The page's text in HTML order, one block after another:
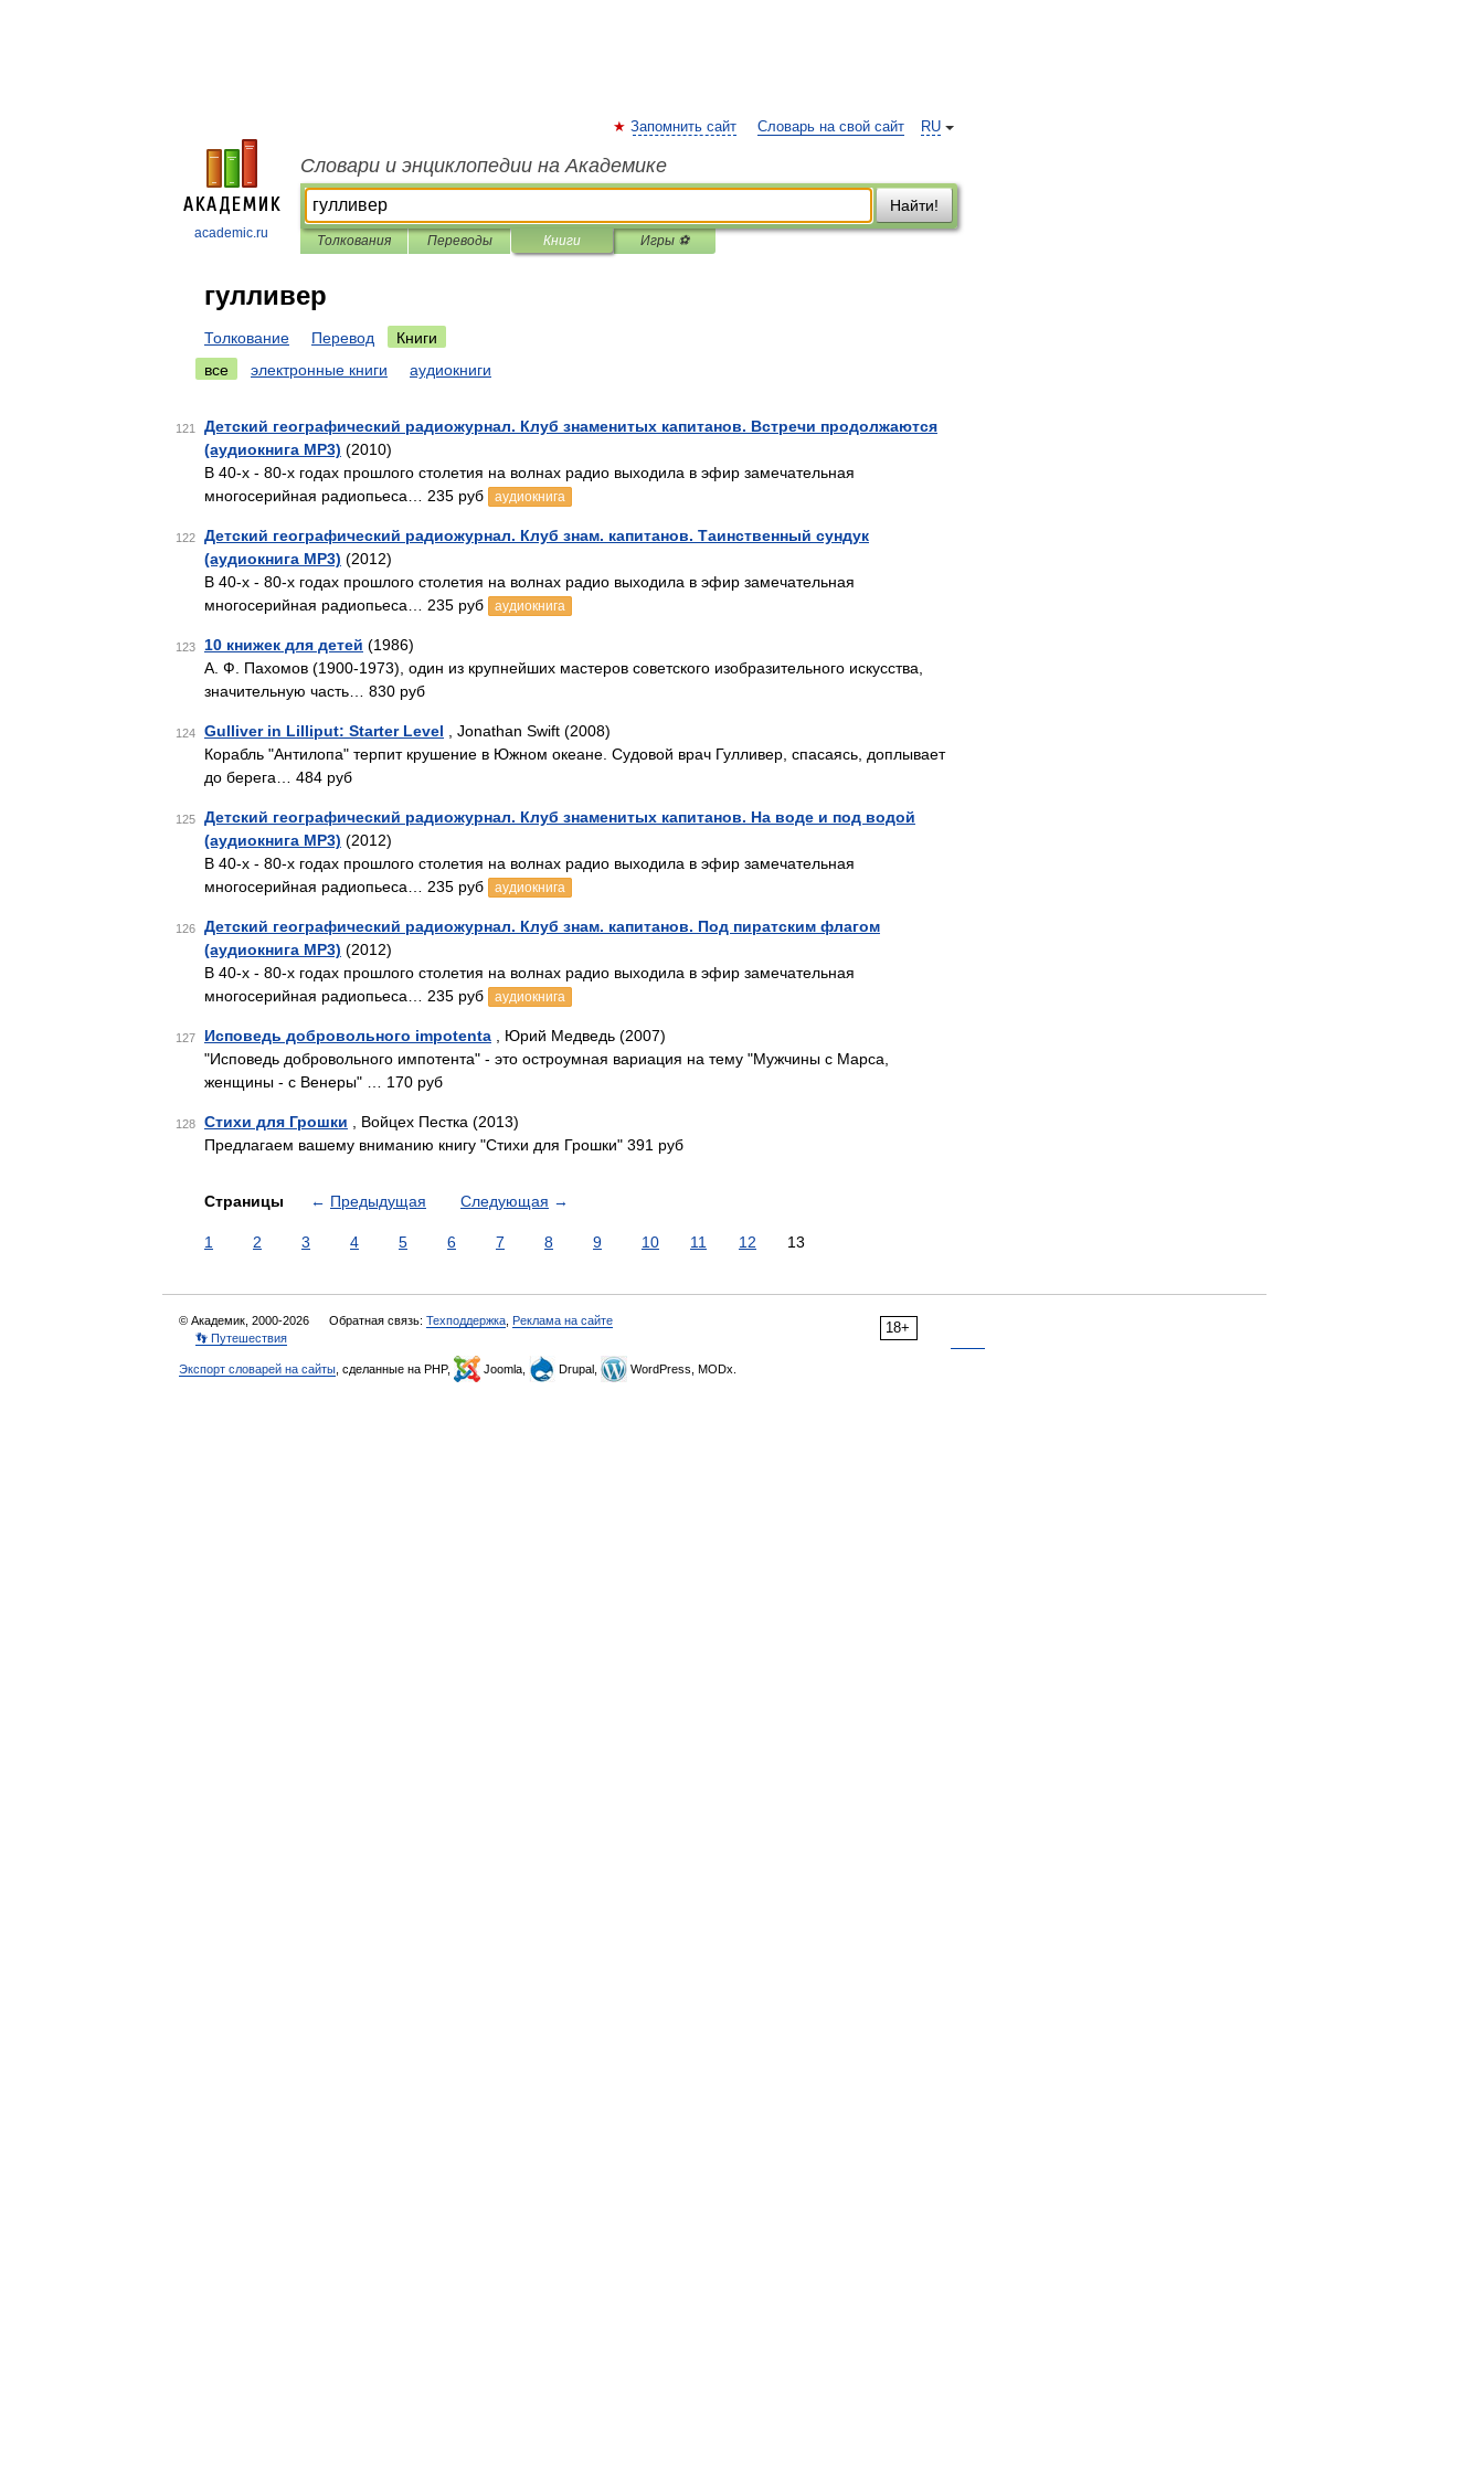
academic.ru
RU
Запомнить сайт Словарь на свой сайт
Словари и энциклопедии на Академике
Найти!
Толкования Переводы Книги Игры ⚽
гулливер
Толкование Перевод
Книги
все
электронные книги аудиокниги
121
Детский географический радиожурнал. Клуб знаменитых капитанов. Встречи продолжаются
(аудиокнига MP3) (2010)
В 40-х - 80-х годах прошлого столетия на волнах радио выходила в эфир замечательная
многосерийная радиопьеса… 235 руб
аудиокнига
122
Детский географический радиожурнал. Клуб знам. капитанов. Таинственный сундук
(аудиокнига MP3) (2012)
В 40-х - 80-х годах прошлого столетия на волнах радио выходила в эфир замечательная
многосерийная радиопьеса… 235 руб
аудиокнига
123 10 книжек для детей (1986)
А. Ф. Пахомов (1900-1973), один из крупнейших мастеров советского изобразительного искусства,
значительную часть… 830 руб
124 Gulliver in Lilliput: Starter Level , Jonathan Swift (2008)
Корабль "Антилопа" терпит крушение в Южном океане. Судовой врач Гулливер, спасаясь, доплывает
до берега… 484 руб
125
Детский географический радиожурнал. Клуб знаменитых капитанов. На воде и под водой
(аудиокнига MP3) (2012)
В 40-х - 80-х годах прошлого столетия на волнах радио выходила в эфир замечательная
многосерийная радиопьеса… 235 руб
аудиокнига
126
Детский географический радиожурнал. Клуб знам. капитанов. Под пиратским флагом
(аудиокнига MP3) (2012)
В 40-х - 80-х годах прошлого столетия на волнах радио выходила в эфир замечательная
многосерийная радиопьеса… 235 руб
аудиокнига
127 Исповедь добровольного impotenta , Юрий Медведь (2007)
"Исповедь добровольного импотента" - это остроумная вариация на тему "Мужчины с Марса,
женщины - с Венеры" … 170 руб
128 Стихи для Грошки , Войцех Пестка (2013)
Предлагаем вашему вниманию книгу "Стихи для Грошки" 391 руб
Страницы ← Предыдущая Следующая →
1 2 3 4 5 6 7 8 9 10 11 12 13
18+
© Академик, 2000-2026 Обратная связь: Техподдержка Реклама на сайте
👣 Путешествия
Экспорт словарей на сайты , сделанные на PHP, Joomla, Drupal, WordPress, MODx.